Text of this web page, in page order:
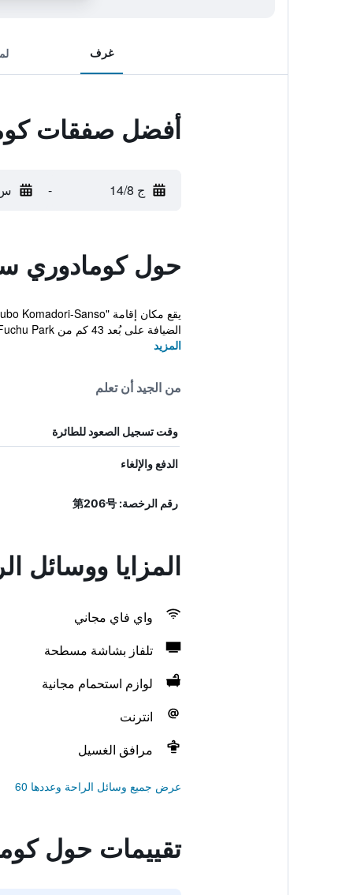
غرف
أفضل صفقات
ج 14/8 - س
حول كومادوري
الضيافة على بُعد 43 كم من Fuchu Park و44 كم من Fuc...
المزيد
من الجيد أن تعلم
وقت تسجيل الصعود للطائرة
الدفع والإلغاء
رقم الرخصة: 第206号
المزايا ووسائل
واي فاي مجاني
تلفاز بشاشة مسطحة
لوازم استحمام مجانية
انترنت
مرافق الغسيل
عرض جميع وسائل الراحة وعددها 60
تقييمات حول